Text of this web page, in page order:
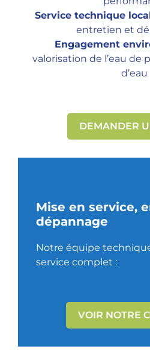
Service technique
entretien et
Engagement
valorisation de l’eau de
d’eau
DEMANDER
Mise en service,
dépannage
Notre équipe
service complet :
VOIR NOTRE